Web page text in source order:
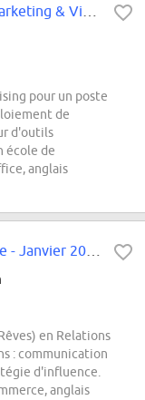
pour un poste
de
d'outils
école de
anglais
en Relations
: communication
d'influence.
anglais